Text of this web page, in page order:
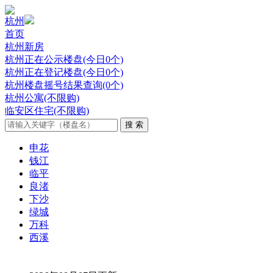
杭州
首页
杭州新房
杭州正在公示楼盘(今日0个)
杭州正在登记楼盘(今日0个)
杭州楼盘摇号结果查询(0个)
杭州公寓(不限购)
临安区住宅(不限购)
申花
钱江
临平
良渚
下沙
绿城
万科
西溪